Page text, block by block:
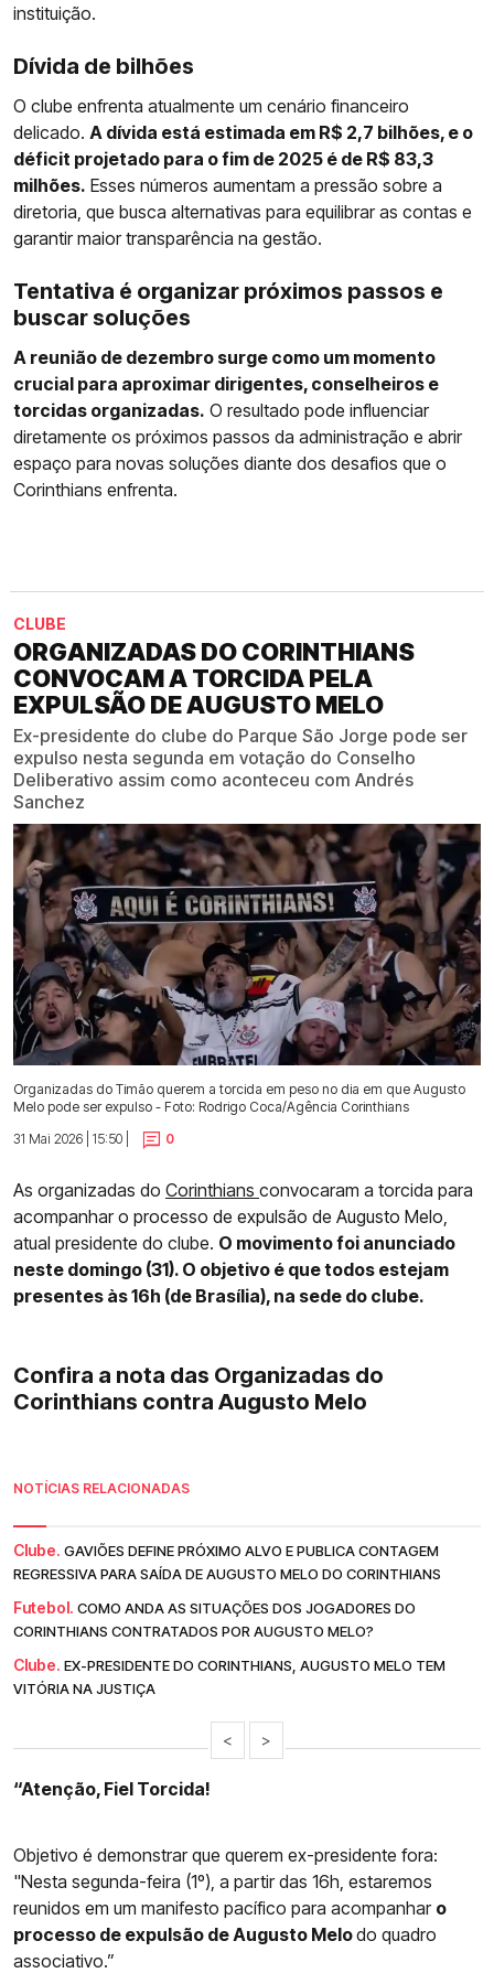
instituição.
Dívida de bilhões
O clube enfrenta atualmente um cenário financeiro
delicado. A dívida está estimada em R$ 2,7 bilhões, e o
déficit projetado para o fim de 2025 é de R$ 83,3
milhões. Esses números aumentam a pressão sobre a
diretoria, que busca alternativas para equilibrar as contas e
garantir maior transparência na gestão.
Tentativa é organizar próximos passos e
buscar soluções
A reunião de dezembro surge como um momento
crucial para aproximar dirigentes, conselheiros e
torcidas organizadas. O resultado pode influenciar
diretamente os próximos passos da administração e abrir
espaço para novas soluções diante dos desafios que o
Corinthians enfrenta.
CLUBE
ORGANIZADAS DO CORINTHIANS
CONVOCAM A TORCIDA PELA
EXPULSÃO DE AUGUSTO MELO
Ex-presidente do clube do Parque São Jorge pode ser
expulso nesta segunda em votação do Conselho
Deliberativo assim como aconteceu com Andrés
Sanchez
Organizadas do Timão querem a torcida em peso no dia em que Augusto
Melo pode ser expulso - Foto: Rodrigo Coca/Agência Corinthians
31 Mai 2026 | 15:50 |
0
As organizadas do Corinthians convocaram a torcida para
acompanhar o processo de expulsão de Augusto Melo,
atual presidente do clube. O movimento foi anunciado
neste domingo (31). O objetivo é que todos estejam
presentes às 16h (de Brasília), na sede do clube.
Confira a nota das Organizadas do
Corinthians contra Augusto Melo
NOTÍCIAS RELACIONADAS
Clube. GAVIÕES DEFINE PRÓXIMO ALVO E PUBLICA CONTAGEM
REGRESSIVA PARA SAÍDA DE AUGUSTO MELO DO CORINTHIANS
Futebol. COMO ANDA AS SITUAÇÕES DOS JOGADORES DO
CORINTHIANS CONTRATADOS POR AUGUSTO MELO?
Clube. EX-PRESIDENTE DO CORINTHIANS, AUGUSTO MELO TEM
VITÓRIA NA JUSTIÇA
< >
“Atenção, Fiel Torcida!
Objetivo é demonstrar que querem ex-presidente fora:
"Nesta segunda-feira (1º), a partir das 16h, estaremos
reunidos em um manifesto pacífico para acompanhar o
processo de expulsão de Augusto Melodo quadro
associativo.”